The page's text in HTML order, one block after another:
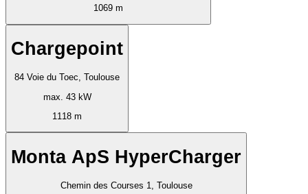
1069 m
Chargepoint
84 Voie du Toec, Toulouse
max. 43 kW
1118 m
Monta ApS HyperCharger
Chemin des Courses 1, Toulouse